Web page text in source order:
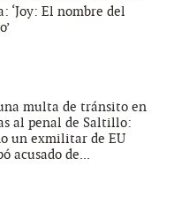
‘Joy: El nombre del
multa de tránsito en
al penal de Saltillo:
un exmilitar de EU
acusado de...